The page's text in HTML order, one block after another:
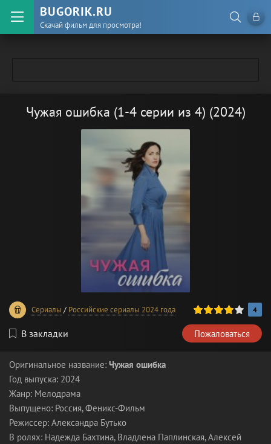
BUGORIK.RU
Скачай фильм для просмотра!
Чужая ошибка (1-4 серии из 4) (2024)
Сериалы / Российские сериалы 2024 года
80 1 2 3 4 5 4
В закладки Пожаловаться
Оригинальное название: Чужая ошибка
Год выпуска: 2024
Жанр: Мелодрама
Выпущено: Россия, Феникс-Фильм
Режиссер: Александра Бутько
В ролях: Надежда Бахтина, Владлена Паплинская, Алексей